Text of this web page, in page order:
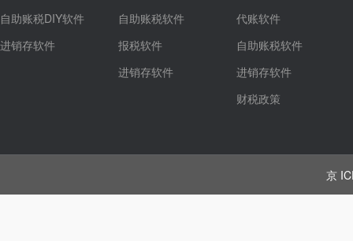
自助账税DIY软件
进销存软件
自助账税软件
报税软件
进销存软件
代账软件
自助账税软件
进销存软件
财税政策
京